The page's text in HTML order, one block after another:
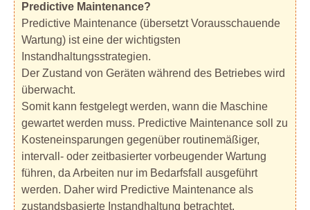
Predictive Maintenance?
Predictive Maintenance (übersetzt Vorausschauende
Wartung) ist eine der wichtigsten
Instandhaltungsstrategien.
Der Zustand von Geräten während des Betriebes wird
überwacht.
Somit kann festgelegt werden, wann die Maschine
gewartet werden muss. Predictive Maintenance soll zu
Kosteneinsparungen gegenüber routinemäßiger,
intervall- oder zeitbasierter vorbeugender Wartung
führen, da Arbeiten nur im Bedarfsfall ausgeführt
werden. Daher wird Predictive Maintenance als
zustandsbasierte Instandhaltung betrachtet.